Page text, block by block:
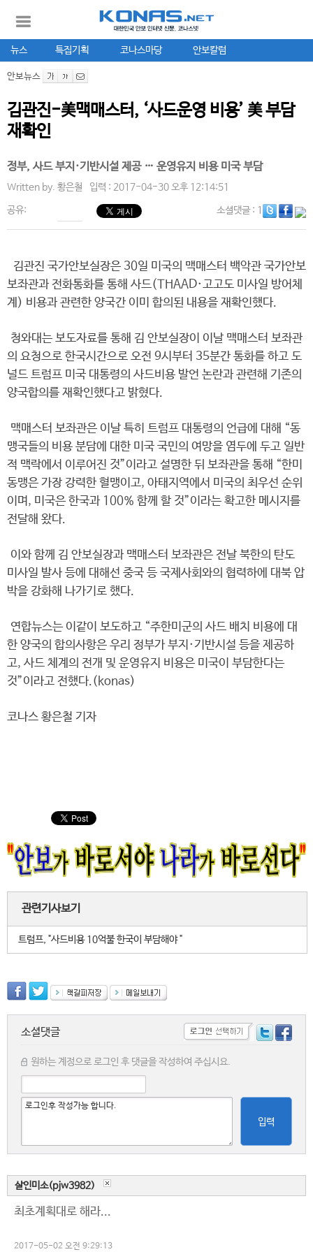
뉴스 특집기획 코나스마당 안보칼럼
안보뉴스
김관진-美맥매스터, ‘사드운영 비용’ 美 부담
재확인
정부, 사드 부지·기반시설 제공 … 운영유지 비용 미국 부담
Written by. 황은철 입력 : 2017-04-30 오후 12:14:51
공유: 소셜댓글: 1
김관진 국가안보실장은 30일 미국의 맥매스터 백악관 국가안보
보좌관과 전화통화를 통해 사드(THAAD·고고도 미사일 방어체
계) 비용과 관련한 양국간 이미 합의된 내용을 재확인했다.
청와대는 보도자료를 통해 김 안보실장이 이날 맥매스터 보좌관
의 요청으로 한국시간으로 오전 9시부터 35분간 통화를 하고 도
널드 트럼프 미국 대통령의 사드비용 발언 논란과 관련해 기존의
양국합의를 재확인했다고 밝혔다.
맥매스터 보좌관은 이날 특히 트럼프 대통령의 언급에 대해 “동
맹국들의 비용 분담에 대한 미국 국민의 여망을 염두에 두고 일반
적 맥락에서 이루어진 것”이라고 설명한 뒤 보좌관을 통해 “한미
동맹은 가장 강력한 혈맹이고, 아태지역에서 미국의 최우선 순위
이며, 미국은 한국과 100% 함께 할 것”이라는 확고한 메시지를
전달해 왔다.
이와 함께 김 안보실장과 맥매스터 보좌관은 전날 북한의 탄도
미사일 발사 등에 대해선 중국 등 국제사회와의 협력하에 대북 압
박을 강화해 나가기로 했다.
연합뉴스는 이같이 보도하고 “주한미군의 사드 배치 비용에 대
한 양국의 합의사항은 우리 정부가 부지·기반시설 등을 제공하
고, 사드 체계의 전개 및 운영유지 비용은 미국이 부담한다는
것”이라고 전했다.(konas)
코나스 황은철 기자
관련기사보기
트럼프, "사드비용 10억불 한국이 부담해야 "
소셜댓글
원하는 계정으로 로그인 후 댓글을 작성하여 주십시요.
입력
살인미소(pjw3982)
최초계획대로 해라...
2017-05-02 오전 9:29:13